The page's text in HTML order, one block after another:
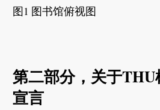
图1 图书馆俯视图
第二部分，关于
宣言